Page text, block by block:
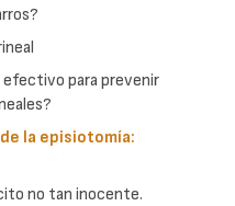
efectivo para prevenir
la episiotomía:
no tan inocente.